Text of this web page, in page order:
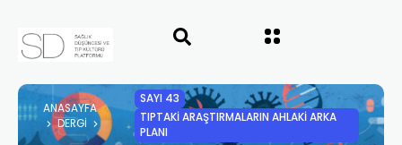
ANASAYFA
DERGI
SAYI 43
TIPTAKİ ARAŞTIRMALARIN AHLAKİ ARKA
PLANI